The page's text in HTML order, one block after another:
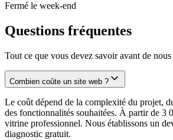
Fermé le week-end
Questions fréquentes
Tout ce que vous devez savoir avant de nous
Combien coûte un site web ?
Le coût dépend de la complexité du projet,
des fonctionnalités souhaitées. À partir de 3
vitrine professionnel. Nous établissons un
diagnostic gratuit.